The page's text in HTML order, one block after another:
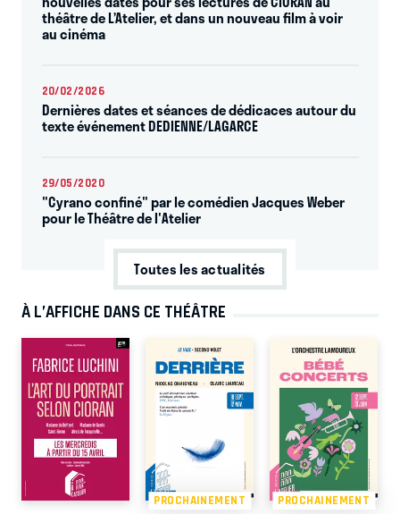
théâtre de L’Atelier, et dans un nouveau film à voir
au cinéma
20/02/2026
Dernières dates et séances de dédicaces autour du
texte événement DEDIENNE/LAGARCE
29/05/2020
"Cyrano confiné" par le comédien Jacques Weber
pour le Théâtre de l'Atelier
Toutes les actualités
À L’AFFICHE DANS CE THÉÂTRE
PROCHAINEMENT PROCHAINEMENT